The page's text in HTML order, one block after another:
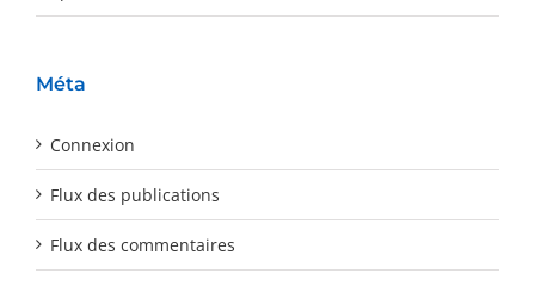
Méta
Connexion
Flux des publications
Flux des commentaires